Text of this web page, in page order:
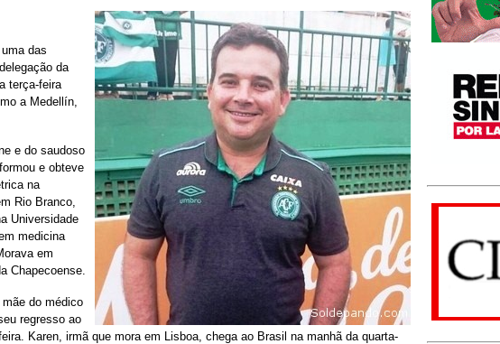
das
da
terça-feira
a Medellín,
e do saudoso
e obteve
na
Rio Branco,
Universidade
medicina
em
Chapecoense.
do médico
regresso ao
Karen, irmã que mora em Lisboa, chega ao Brasil na manhã da quarta-